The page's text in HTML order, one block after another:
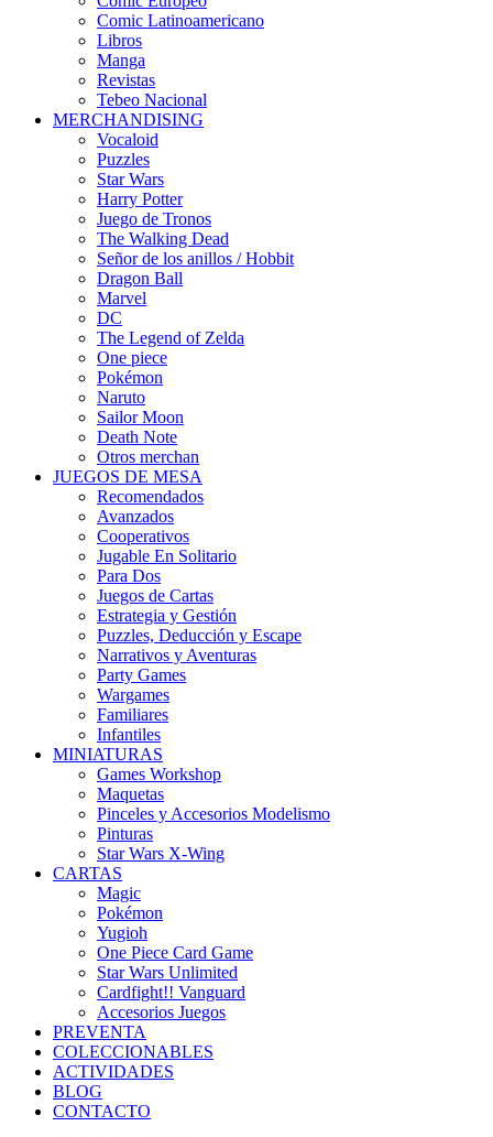
Comic Latinoamericano
Libros
Manga
Revistas
Tebeo Nacional
MERCHANDISING
Vocaloid
Puzzles
Star Wars
Harry Potter
Juego de Tronos
The Walking Dead
Señor de los anillos / Hobbit
Dragon Ball
Marvel
DC
The Legend of Zelda
One piece
Pokémon
Naruto
Sailor Moon
Death Note
Otros merchan
JUEGOS DE MESA
Recomendados
Avanzados
Cooperativos
Jugable En Solitario
Para Dos
Juegos de Cartas
Estrategia y Gestión
Puzzles, Deducción y Escape
Narrativos y Aventuras
Party Games
Wargames
Familiares
Infantiles
MINIATURAS
Games Workshop
Maquetas
Pinceles y Accesorios Modelismo
Pinturas
Star Wars X-Wing
CARTAS
Magic
Pokémon
Yugioh
One Piece Card Game
Star Wars Unlimited
Cardfight!! Vanguard
Accesorios Juegos
PREVENTA
COLECCIONABLES
ACTIVIDADES
BLOG
CONTACTO